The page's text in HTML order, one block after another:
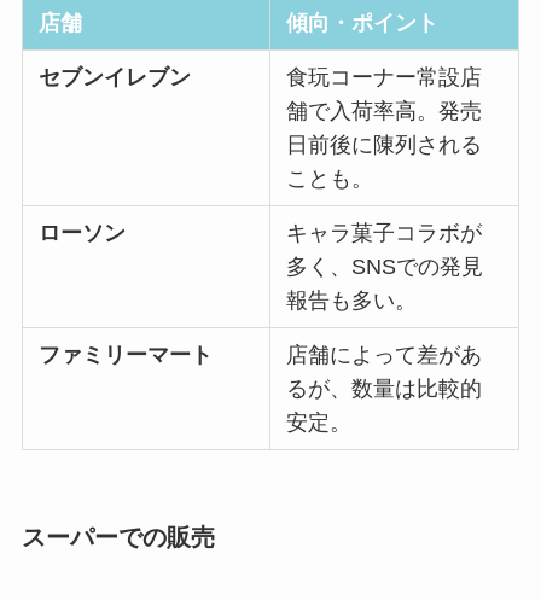
店舗 傾向・ポイント
セブンイレブン
食玩コーナー常設店
舗で入荷率高。発売
日前後に陳列される
ことも。
ローソン
キャラ菓子コラボが
多く、SNSでの発見
報告も多い。
ファミリーマート
店舗によって差があ
るが、数量は比較的
安定。
スーパーでの販売